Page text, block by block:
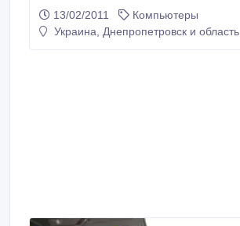
помогу в установке или переустановке WINDOWS
XP, WINDOWS 7 -- 50-70 грн. -Установка MS Office и
13/02/2011
Компьютеры
Украина, Днепропетровск и область